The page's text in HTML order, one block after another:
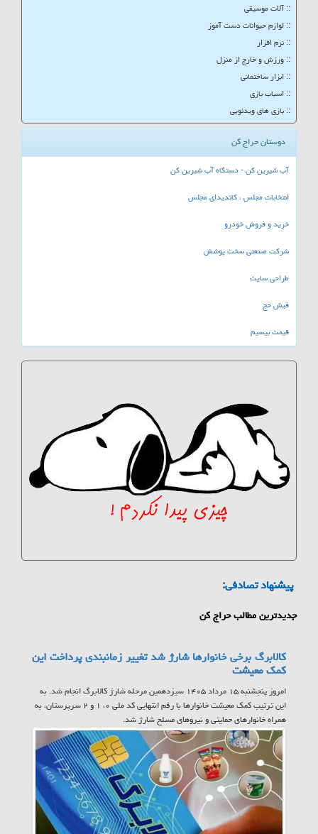
:: آلات موسیقی
:: لوازم حیوانات دست آموز
:: نرم افزار
:: ورزش و خارج از منزل
:: ابزار ساختمانی
:: اسباب بازی
:: بازی های ویدئویی
دوستان حراج کن
آب شیرین کن - دستگاه آب شیرین کن
انتخابات مجلس ، کاندیدای مجلس
خرید و فروش خودرو
شرکت صنعتی سخت پوشش
طراحی سایت
فیش حج
قیمت بیسیم
پیشنهاد تصادفی:
جدیدترین مطالب حراج کن
کالابرگ برخی خانوارها شارژ شد تغییر زمانبندی پرداخت این
کمک معیشت
امروز پنجشنبه ۱۵ مرداد ۱۴۰۵ سیزدهمین مرحله شارژ کالابرگ انجام شد. به
این ترتیب کمک معیشت خانوارها با رقم انتهایی کد ملی ۰، ۱ و ۲ سرپرستان، به
همراه خانوارهای حمایتی و نیروهای مسلح شارژ شد.